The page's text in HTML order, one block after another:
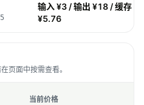
输入 ¥3 / 输出 ¥18 / 缓存
¥5.76
页面中按需查看。
当前价格